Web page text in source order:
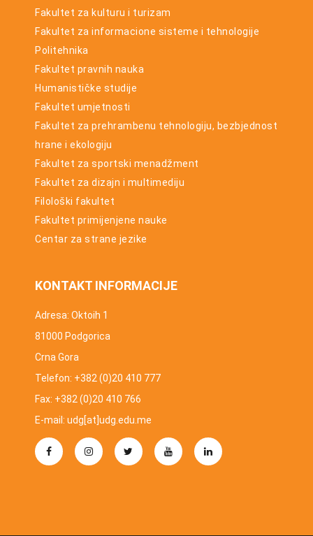
Fakultet za kulturu i turizam
Fakultet za informacione sisteme i tehnologije
Politehnika
Fakultet pravnih nauka
Humanističke studije
Fakultet umjetnosti
Fakultet za prehrambenu tehnologiju, bezbjednost
hrane i ekologiju
Fakultet za sportski menadžment
Fakultet za dizajn i multimediju
Filološki fakultet
Fakultet primijenjene nauke
Centar za strane jezike
KONTAKT INFORMACIJE
Adresa: Oktoih 1
81000 Podgorica
Crna Gora
Telefon: +382 (0)20 410 777
Fax: +382 (0)20 410 766
E-mail: udg[at]udg.edu.me